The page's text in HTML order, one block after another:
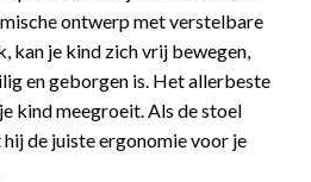
ontwerp met verstelbare
kan je kind zich vrij bewegen,
en geborgen is. Het allerbeste
kind meegroeit. Als de stoel
de juiste ergonomie voor je